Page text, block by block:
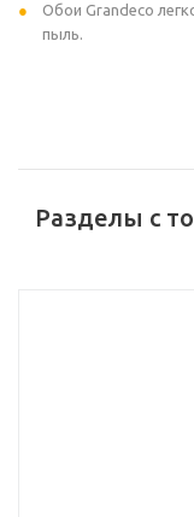
Обои Grandeco
пыль.
Разделы с